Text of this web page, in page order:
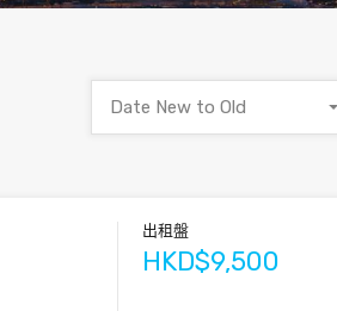
Date New to Old
出租盤
HKD$9,500